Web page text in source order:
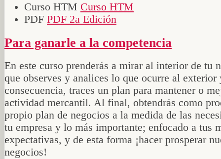
Curso HTM Curso HTM
PDF PDF 2a Edición
Para ganarle a la competencia
En este curso prenderás a mirar al interior de tu
que observes y analices lo que ocurre al exterior
consecuencia, traces un plan para mantener o
actividad mercantil. Al final, obtendrás como
propio plan de negocios a la medida de las
tu empresa y lo más importante; enfocado a tus
expectativas, y de esta forma ¡hacer prosperar
negocios!